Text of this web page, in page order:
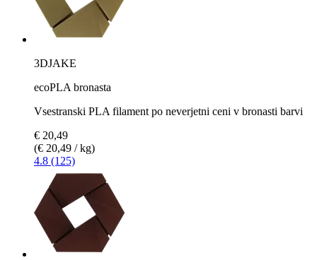
3DJAKE
ecoPLA bronasta
Vsestranski PLA filament po neverjetni ceni v bronasti barvi
€ 20,49
(€ 20,49 / kg)
4.8 (125)